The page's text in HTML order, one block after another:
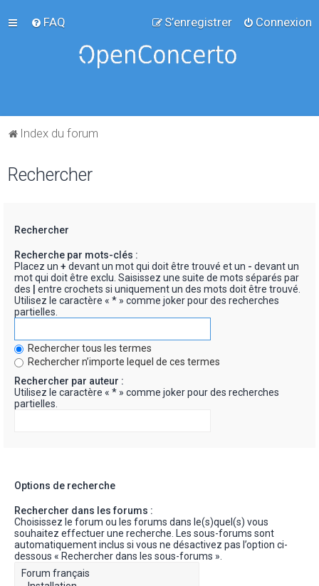
FAQ Connexion
S’enregistrer
Index du forum
Rechercher
Rechercher
Recherche par mots-clés :
Placez un + devant un mot qui doit être trouvé et un - devant un
mot qui doit être exclu. Saisissez une suite de mots séparés par
des
entre crochets si uniquement un des mots doit être trouvé.
Utilisez le caractère « * » comme joker pour des recherches
partielles.
Rechercher tous les termes
Rechercher n’importe lequel de ces termes
Rechercher par auteur :
Utilisez le caractère « * » comme joker pour des recherches
partielles.
Options de recherche
Rechercher dans les forums :
Choisissez le forum ou les forums dans le(s)quel(s) vous
souhaitez effectuer une recherche. Les sous-forums sont
automatiquement inclus si vous ne désactivez pas l’option ci-
dessous « Rechercher dans les sous-forums ».